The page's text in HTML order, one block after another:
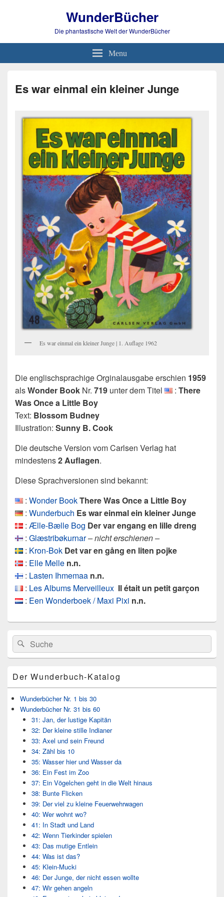
WunderBücher
Die phantastische Welt der WunderBücher
Menu
Es war einmal ein kleiner Junge
Es war einmal ein kleiner Junge | 1. Auflage 1962
Die englischsprachige Orginalausgabe erschien 1959
alsWonder Book Nr. 719 unter dem Titel : There
Was Once a Little Boy
Text: Blossom Budney
Illustration: Sunny B. Cook
Die deutsche Version vom Carlsen Verlag hat
mindestens2 Auflagen.
Diese Sprachversionen sind bekannt:
: Wonder BookThere Was Once a Little Boy
: Wunderbuch Es war einmal ein kleiner Junge
: Ælle-Bælle Bog Der var engang en lille dreng
: Glæstribøkurnar– nicht erschienen –
: Kron-Bok Det var en gång en liten pojke
: Elle Melle n.n.
: Lasten Ihmemaa n.n.
: Les Albums Merveilleux Il était un petit garçon
: Een Wonderboek / Maxi Pixi n.n.
Primärer
Seitenleisten
Widget-
Bereich
Search
for:
Suche
Der Wunderbuch-Katalog
Wunderbücher Nr. 1 bis 30
Wunderbücher Nr. 31 bis 60
31: Jan, der lustige Kapitän
32: Der kleine stille Indianer
33: Axel und sein Freund
34: Zähl bis 10
35: Wasser hier und Wasser da
36: Ein Fest im Zoo
37: Ein Vögelchen geht in die Welt hinaus
38: Bunte Flicken
39: Der viel zu kleine Feuerwehrwagen
40: Wer wohnt wo?
41: In Stadt und Land
42: Wenn Tierkinder spielen
43: Das mutige Entlein
44: Was ist das?
45: Klein-Mucki
46: Der Junge, der nicht essen wollte
47: Wir gehen angeln